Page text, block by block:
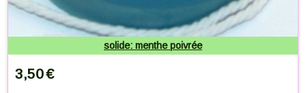
solide: menthe poivrée
3,50€